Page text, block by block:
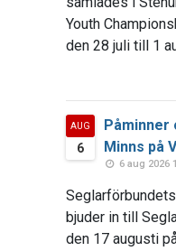
Youth
den 28 juli till 1
AUG
6
Påminner
Minns på
6 aug 2026
bjuder in till
den 17 augusti